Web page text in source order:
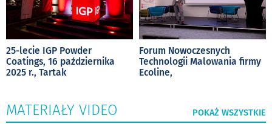
25-lecie IGP Powder
Coatings, 16 października
2025 r., Tartak
Forum Nowoczesnych
Technologii Malowania firmy
Ecoline,
MATERIAŁY VIDEO POKAŻ WSZYSTKIE